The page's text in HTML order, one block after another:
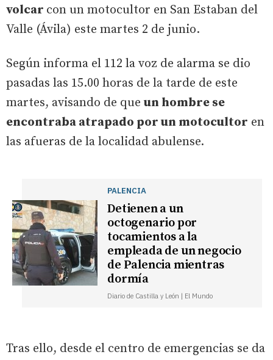
volcar con un motocultor en San Estaban del
Valle (Ávila) este martes 2 de junio.
Según informa el 112 la voz de alarma se dio
pasadas las 15.00 horas de la tarde de este
martes, avisando de que un hombre se
encontraba atrapado por un motocultor en
las afueras de la localidad abulense.
PALENCIA
Detienen a un
octogenario por
tocamientos a la
empleada de un negocio
de Palencia mientras
dormía
Diario de Castilla y León | El Mundo
Tras ello, desde el centro de emergencias se da